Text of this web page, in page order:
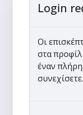
Login
Οι
στα
έναν
συνεχίσετε.